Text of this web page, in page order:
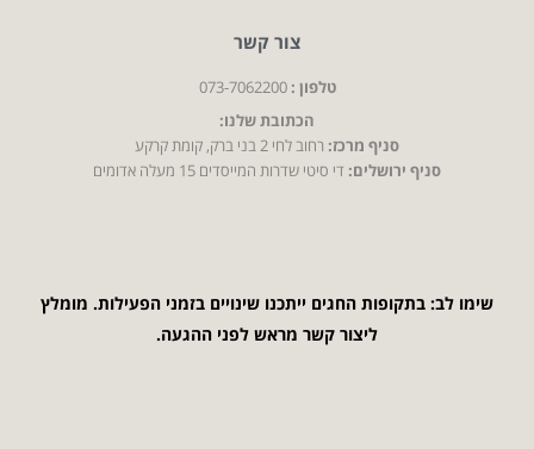
צור קשר
טלפון : 073-7062200
הכתובת שלנו:
סניף מרכז:רחוב לחי 2 בני ברק, קומת קרקע
סניף ירושלים:די סיטי שדרות המייסדים 15 מעלה אדומים
שימו לב: בתקופות החגים ייתכנו שינויים בזמני הפעילות. מומלץ
ליצור קשר מראש לפני ההגעה.